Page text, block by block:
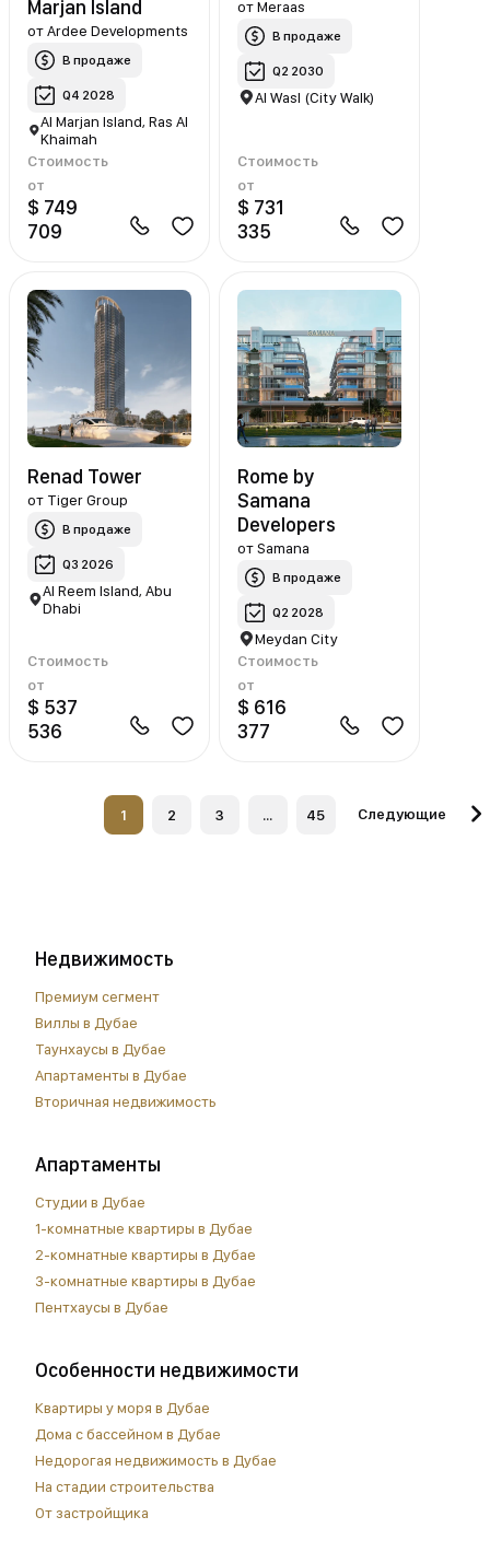
Marjan Island
отArdee Developments
В продаже
Q4 2028
Al Marjan Island, Ras Al
Khaimah
Стоимость
от
$ 749
709
отMeraas
В продаже
Q2 2030
Al Wasl (City Walk)
Стоимость
от
$ 731
335
Renad Tower
от Tiger Group
В продаже
Q3 2026
Al Reem Island, Abu
Dhabi
Стоимость
от
$ 537
536
Rome by
Samana
Developers
отSamana
В продаже
Q2 2028
Meydan City
Стоимость
от
$ 616
377
1 2 3 ... 45 Следующие
Недвижимость
Премиум сегмент
Виллы в Дубае
Таунхаусы в Дубае
Апартаменты в Дубае
Вторичная недвижимость
Апартаменты
Студии в Дубае
1-комнатные квартиры в Дубае
2-комнатные квартиры в Дубае
3-комнатные квартиры в Дубае
Пентхаусы в Дубае
Особенности недвижимости
Квартиры у моря в Дубае
Дома с бассейном в Дубае
Недорогая недвижимость в Дубае
На стадии строительства
От застройщика